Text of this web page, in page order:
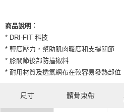
台灣樂天信用卡公司
AFTEE先享後付
相關說明
【關於「AFTEE先享後付」】
AFTEE先享後付是「在收到商品之後才付
１．簡單：不需註冊會員、不需綁卡、不
２．便利：只要手機號碼，簡訊認證，即
ATM付款
運送方式
商品說明 ：
* DRI-FIT 科技
* 輕度壓力，幫助肌肉暖度和支撐關節
* 膝關節後部防撞襯料
* 耐用材質及透氣網布在較容易發熱部位
尺寸 髕骨束帶